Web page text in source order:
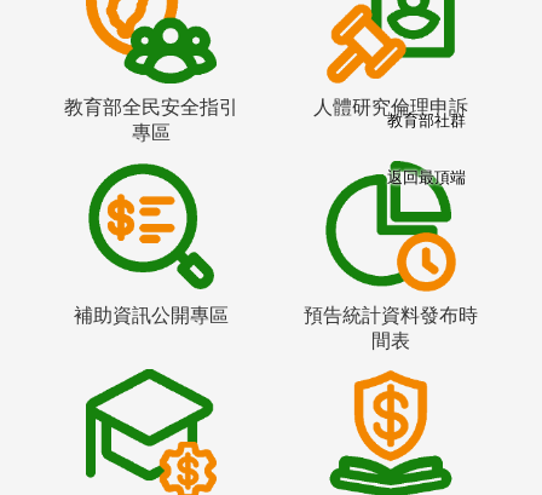
教育部全民安全指引
專區
人體研究倫理申訴
補助資訊公開專區
預告統計資料發布時
間表
教育部社群
返回最頂端